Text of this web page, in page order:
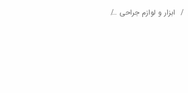
ابزار و لوازم جراحی